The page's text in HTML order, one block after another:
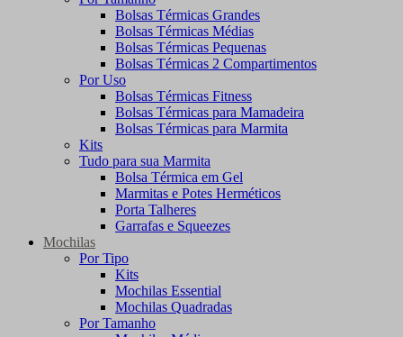
Bolsas Térmicas Grandes
Bolsas Térmicas Médias
Bolsas Térmicas Pequenas
Bolsas Térmicas 2 Compartimentos
Por Uso
Bolsas Térmicas Fitness
Bolsas Térmicas para Mamadeira
Bolsas Térmicas para Marmita
Kits
Tudo para sua Marmita
Bolsa Térmica em Gel
Marmitas e Potes Herméticos
Porta Talheres
Garrafas e Squeezes
Mochilas
Por Tipo
Kits
Mochilas Essential
Mochilas Quadradas
Por Tamanho